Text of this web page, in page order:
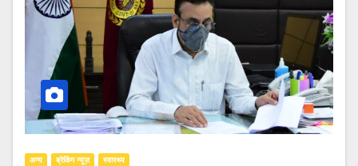
अन्य ब्रेकिंग न्यूज़ स्वास्थ्य